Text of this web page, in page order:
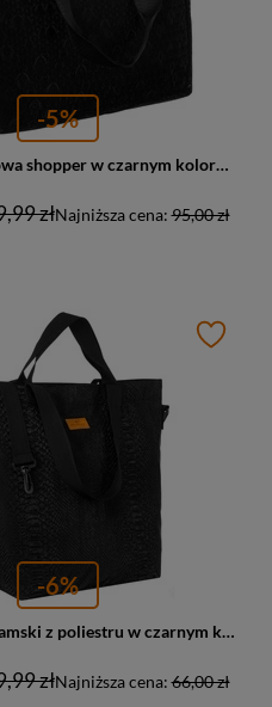
-5%
Torba materiałowa shopper w czarnym kolorze - Rovicky
Najniższa cena:95,00 zł
zł
-6%
Duży shopper damski z poliestru w czarnym kolorze pokryty zwierzęcym wzorem - Rovicky
Najniższa cena:66,00 zł
zł